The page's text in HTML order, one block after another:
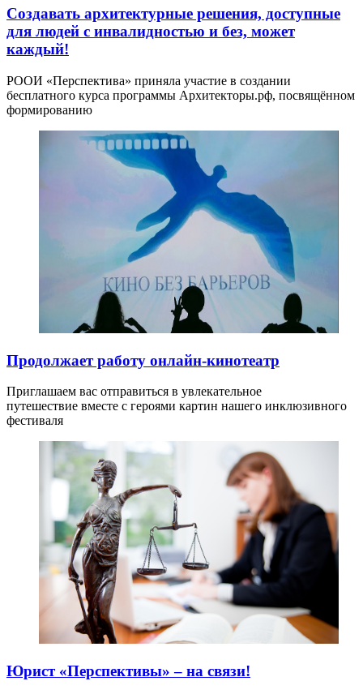
Создавать архитектурные решения, доступные
для людей с инвалидностью и без, может
каждый!
РООИ «Перспектива» приняла участие в создании
бесплатного курса программы Архитекторы.рф, посвящённом
формированию
Продолжает работу онлайн-кинотеатр
Приглашаем вас отправиться в увлекательное
путешествие вместе с героями картин нашего инклюзивного
фестиваля
Юрист «Перспективы» – на связи!